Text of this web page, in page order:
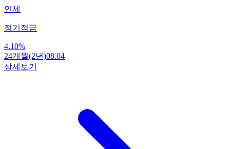
인제
정기적금
4.10%
24개월(2년)08.04
상세보기